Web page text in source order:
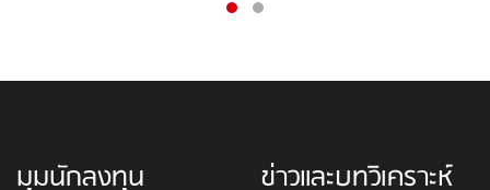
มุมนักลงทุน ข่าวและบทวิเคราะห์